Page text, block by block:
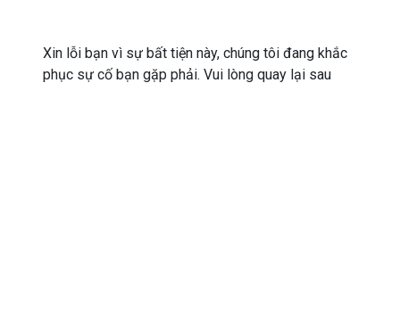
Xin lỗi bạn vì sự bất tiện này, chúng tôi đang khắc
phục sự cố bạn gặp phải. Vui lòng quay lại sau